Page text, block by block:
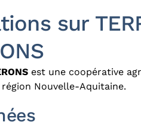
sur
est une coopérative
Nouvelle-Aquitaine.